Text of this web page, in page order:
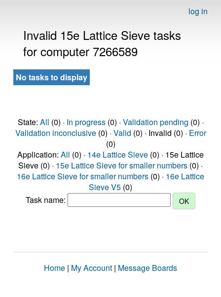
log in
Invalid 15e Lattice Sieve tasks
for computer 7266589
No tasks to display
State: All (0) · In progress(0) · Validation pending (0) ·
Validation inconclusive(0) · Valid (0) · Invalid (0) · Error
(0)
Application: All (0) · 14e Lattice Sieve (0) · 15e Lattice
Sieve (0) · 15e Lattice Sieve for smaller numbers (0) ·
16e Lattice Sieve for smaller numbers (0) · 16e Lattice
Sieve V5 (0)
Task name:
Home | My Account | Message Boards